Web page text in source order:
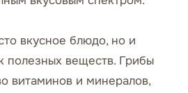
вкусное блюдо, но и
полезных веществ. Грибы
витаминов и минералов,